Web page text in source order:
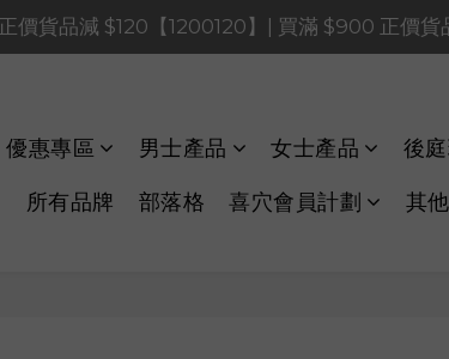
價貨品減 $120【1200120】| 買滿 $900 正價
價貨品減 $120【1200120】| 買滿 $900 正價
正價貨品減 $40【60040】| 買滿 $400 正價貨
Payments FPS將於 2026 年 8 月 9 日（
價貨品減 $120【1200120】| 買滿 $900 正價
優惠專區 男士產品 女士產品 後
所有品牌 部落格 喜穴會員計劃 其